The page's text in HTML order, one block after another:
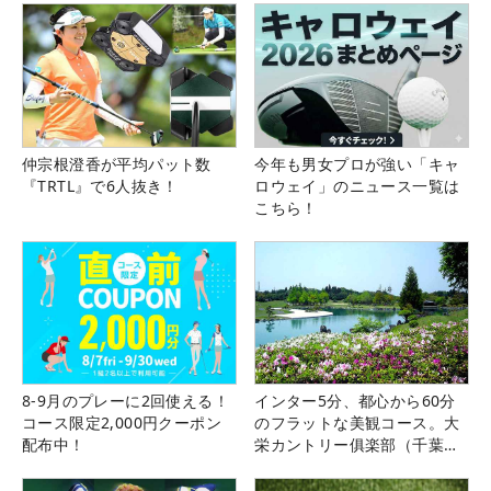
仲宗根澄香が平均パット数
『TRTL』で6人抜き！
今年も男女プロが強い「キャ
ロウェイ」のニュース一覧は
こちら！
8-9月のプレーに2回使える！
コース限定2,000円クーポン
配布中！
インター5分、都心から60分
のフラットな美観コース。大
栄カントリー俱楽部（千葉